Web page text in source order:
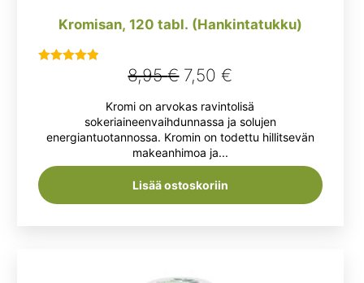
Kromisan, 120 tabl. (Hankintatukku)
8,95€ Alkuperäinen
hinta
oli:
8,95 €.
7,50€
hinta
on:
7,50 €.
Kromi on arvokas ravintolisä
sokeriaineenvaihdunnassa ja solujen
energiantuotannossa. Kromin on todettu hillitsevän
makeanhimoa ja...
Lisää ostoskoriin